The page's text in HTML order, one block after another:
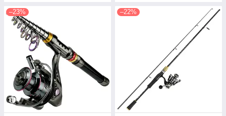
–23% –22%